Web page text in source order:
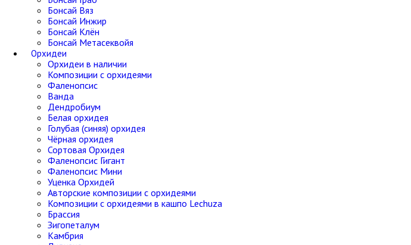
Бонсай Вяз
Бонсай Инжир
Бонсай Клён
Бонсай Метасеквойя
Орхидеи
Орхидеи в наличии
Композиции с орхидеями
Фаленопсис
Ванда
Дендробиум
Белая орхидея
Голубая (синяя) орхидея
Чёрная орхидея
Сортовая Орхидея
Фаленопсис Гигант
Фаленопсис Мини
Уценка Орхидей
Авторские композиции с орхидеями
Композиции с орхидеями в кашпо Lechuza
Брассия
Зигопеталум
Камбрия